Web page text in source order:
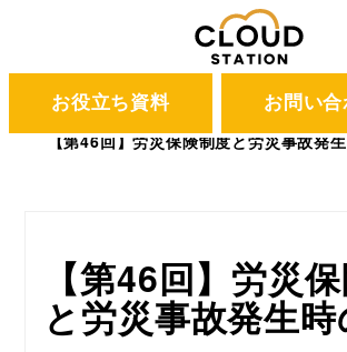
お役立ち資料 お問い合
CLOUD STATION
ブログ
【第46回】労災保険制度と労災事故発
【第46回】労災
と労災事故発生